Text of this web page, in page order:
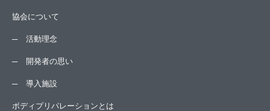
協会について
活動理念
開発者の思い
導入施設
ボディプリパレーションとは